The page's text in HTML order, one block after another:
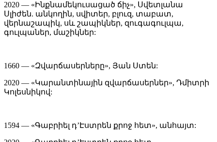
2020 — «Ինքնամեկուսացած ճիչ», Սվետլանա
Սլիժեն. անկողին, սվիտեր, բլուզ, տաբատ,
վերնաշապիկ, սև շապիկներ, զուգագուլպա,
գուլպաներ, մաշիկներ:
1660 — «Զվարճասերները», Յան Ստեն:
2020 — «Կարանտինային զվարճասերներ», Դմիտրի
Կոլեսնիկով:
1594 — «Գաբրիել դ’Էստրեն քրոջ հետ», անհայտ: